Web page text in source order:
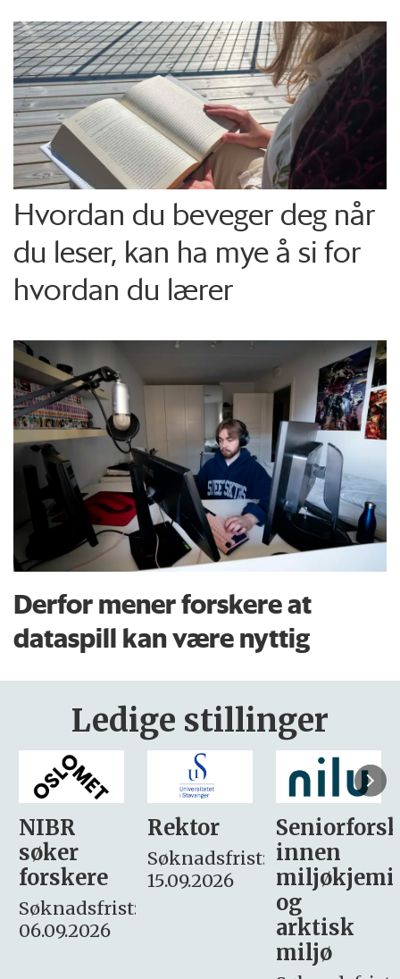
Hvordan du beveger deg når
du leser, kan ha mye å si for
hvordan du lærer
Derfor mener forskere at
dataspill kan være nyttig
Ledige stillinger
Rektor
Søknadsfrist:
15.09.2026
Seniorforsker
innen
miljøkjemi
søker
– fast
Søknadsfrist:
16. august.